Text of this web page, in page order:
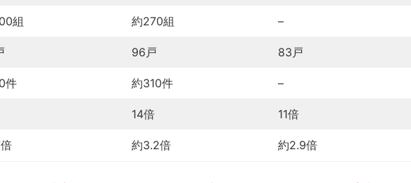
組 約270組 –
96戸 83戸
件 約310件 –
14倍 11倍
約3.2倍 約2.9倍